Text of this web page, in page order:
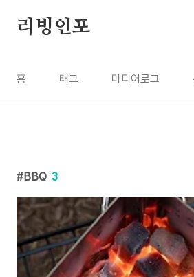
리빙인포
홈 태그 미디어로그
BBQ 3